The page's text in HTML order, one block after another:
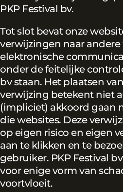
PKP Festival bv.
Tot slot bevat onze
verwijzingen naar andere
elektronische
onder de feitelijke
bv staan. Het plaatsen
verwijzing betekent niet
(impliciet) akkoord gaan
die websites. Deze
op eigen risico en eigen
aan te klikken en te
gebruiker. PKP Festival
voor enige vorm van
voortvloeit.